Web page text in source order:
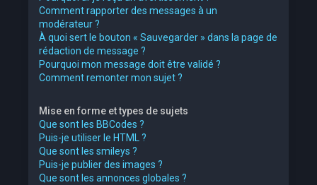
Comment rapporter des messages à un
modérateur ?
À quoi sert le bouton « Sauvegarder » dans la page de
rédaction de message ?
Pourquoi mon message doit être validé ?
Comment remonter mon sujet ?
Mise en forme et types de sujets
Que sont les BBCodes ?
Puis-je utiliser le HTML ?
Que sont les smileys ?
Puis-je publier des images ?
Que sont les annonces globales ?